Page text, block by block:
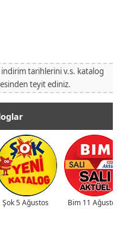
indirim tarihlerini v.s. katalog
teyit ediniz.
Şok 5 Ağustos Bim 11